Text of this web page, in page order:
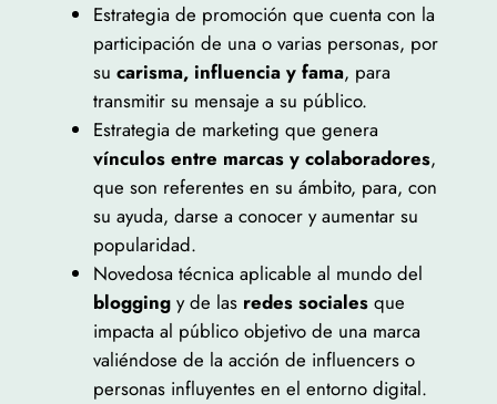
Estrategia de promoción que cuenta con la
participación de una o varias personas, por
su carisma, influencia y fama, para
transmitir su mensaje a su público.
Estrategia de marketing que genera
vínculos entre marcas y colaboradores,
que son referentes en su ámbito, para, con
su ayuda, darse a conocer y aumentar su
popularidad.
Novedosa técnica aplicable al mundo del
bloggingy de las redes socialesque
impacta al público objetivo de una marca
valiéndose de la acción de influencers o
personas influyentes en el entorno digital.